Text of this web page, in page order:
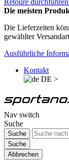
Retoure
Die meisten
Die Lieferzeiten
gewählter
Ausführliche
Kontakt
DE >
Nav switch
Suche
Suche
Suche
Abbrechen